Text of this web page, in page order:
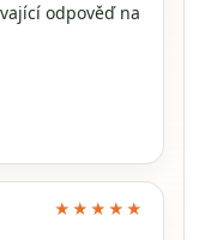
odpověď na
★★★★★